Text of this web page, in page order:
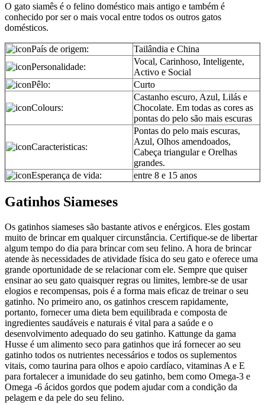
O gato siamês é o felino doméstico mais antigo e também é
conhecido por ser o mais vocal entre todos os outros gatos
domésticos.
País de origem:
Tailândia e China
Personalidade:
Vocal, Carinhoso, Inteligente,
Activo e Social
Pêlo:
Curto
Colours:
Castanho escuro, Azul, Lilás e
Chocolate. Em todas as cores as
pontas do pelo são mais escuras
Caracteristicas:
Pontas do pelo mais escuras,
Azul, Olhos amendoados,
Cabeça triangular e Orelhas
grandes.
Esperança de vida:
entre 8 e 15 anos
Gatinhos Siameses
Os gatinhos siameses são bastante ativos e enérgicos. Eles gostam
muito de brincar em qualquer circunstância. Certifique-se de libertar
algum tempo do dia para brincar com seu felino. A hora de brincar
atende às necessidades de atividade física do seu gato e oferece uma
grande oportunidade de se relacionar com ele. Sempre que quiser
ensinar ao seu gato quaisquer regras ou limites, lembre-se de usar
elogios e recompensas, pois é a forma mais eficaz de treinar o seu
gatinho. No primeiro ano, os gatinhos crescem rapidamente,
portanto, fornecer uma dieta bem equilibrada e composta de
ingredientes saudáveis e naturais é vital para a saúde e o
desenvolvimento adequado do seu gatinho. Kattunge da gama
Husse é um alimento seco para gatinhos que irá fornecer ao seu
gatinho todos os nutrientes necessários e todos os suplementos
vitais, como taurina para olhos e apoio cardíaco, vitaminas A e E
para fortalecer a imunidade do seu gatinho, bem como Omega-3 e
Omega -6 ácidos gordos que podem ajudar com a condição da
pelagem e da pele do seu felino.